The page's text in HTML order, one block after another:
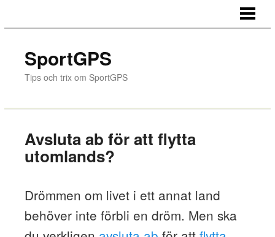
FLYTTA UTOMLANDS
BLOGGEN
SportGPS
Tips och trix om SportGPS
Avsluta ab för att flytta
utomlands?
Drömmen om livet i ett annat land
behöver inte förbli en dröm. Men ska